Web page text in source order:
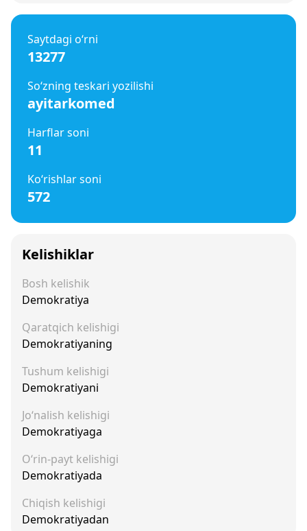
Saytdagi o‘rni
13277
So‘zning teskari yozilishi
ayitarkomed
Harflar soni
11
Ko‘rishlar soni
572
Kelishiklar
Bosh kelishik
Demokratiya
Qaratqich kelishigi
Demokratiyaning
Tushum kelishigi
Demokratiyani
Jo‘nalish kelishigi
Demokratiyaga
O‘rin-payt kelishigi
Demokratiyada
Chiqish kelishigi
Demokratiyadan